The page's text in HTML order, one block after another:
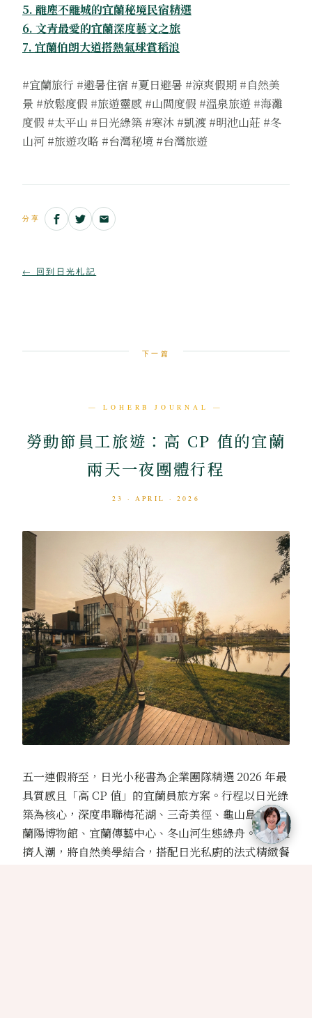
5. 離塵不離城的宜蘭秘境民宿精選
6. 文青最愛的宜蘭深度藝文之旅
7. 宜蘭伯朗大道搭熱氣球賞稻浪
#宜蘭旅行 #避暑住宿 #夏日避暑 #涼爽假期 #自然美
景 #放鬆度假 #旅遊靈感 #山間度假 #溫泉旅遊 #海灘
度假 #太平山 #日光綠築 #寒沐 #凱渡 #明池山莊 #冬
山河 #旅遊攻略 #台灣秘境 #台灣旅遊
分享
← 回到日光札記
下一篇
— LOHERB JOURNAL —
勞動節員工旅遊：高 CP 值的宜蘭
兩天一夜團體行程
23 · APRIL · 2026
五一連假將至，日光小秘書為企業團隊精選 2026 年最
具質感且「高 CP 值」的宜蘭員旅方案。行程以日光綠
築為核心，深度串聯梅花湖、三奇美徑、龜山島賞鯨、
蘭陽博物館、宜蘭傳藝中心、冬山河生態綠舟。避開擁
擠人潮，將自然美學結合，搭配日光私廚的法式精緻餐